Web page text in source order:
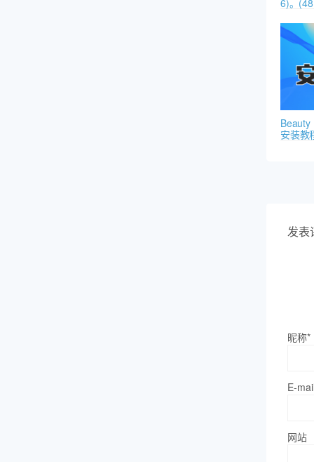
6)。
Beauty
安装教
发表
昵称*
E-
网站